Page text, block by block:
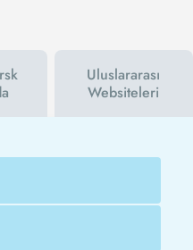
çok daha ucuza satınUluslararası
Websiteleri